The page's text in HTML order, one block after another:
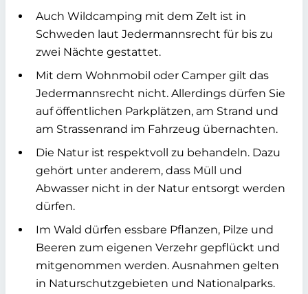
Auch Wildcamping mit dem Zelt ist in
Schweden laut Jedermannsrecht für bis zu
zwei Nächte gestattet.
Mit dem Wohnmobil oder Camper gilt das
Jedermannsrecht nicht. Allerdings dürfen Sie
auf öffentlichen Parkplätzen, am Strand und
am Strassenrand im Fahrzeug übernachten.
Die Natur ist respektvoll zu behandeln. Dazu
gehört unter anderem, dass Müll und
Abwasser nicht in der Natur entsorgt werden
dürfen.
Im Wald dürfen essbare Pflanzen, Pilze und
Beeren zum eigenen Verzehr gepflückt und
mitgenommen werden. Ausnahmen gelten
in Naturschutzgebieten und Nationalparks.